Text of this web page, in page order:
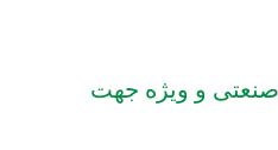
و ویژه جهت